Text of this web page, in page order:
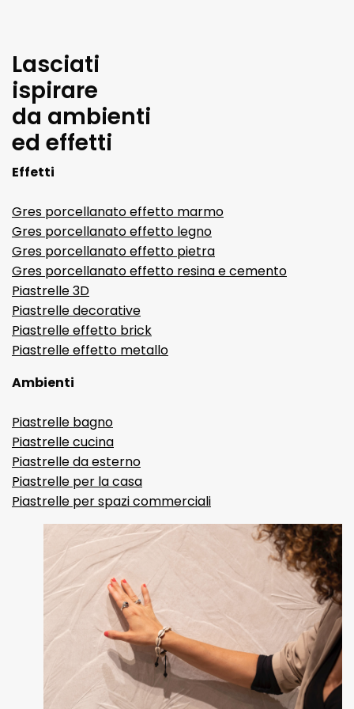
Lasciati
ispirare
da ambienti
ed effetti
Effetti
Gres porcellanato effetto marmo
Gres porcellanato effetto legno
Gres porcellanato effetto pietra
Gres porcellanato effetto resina e cemento
Piastrelle 3D
Piastrelle decorative
Piastrelle effetto brick
Piastrelle effetto metallo
Ambienti
Piastrelle bagno
Piastrelle cucina
Piastrelle da esterno
Piastrelle per la casa
Piastrelle per spazi commerciali